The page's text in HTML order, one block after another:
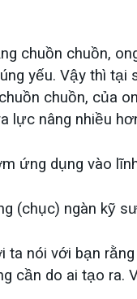
chuồn chuồn,
yếu. Vậy thì tại
chuồn, của
lực nâng nhiều
ứng dụng vào
(chục) ngàn kỹ
ta nói với bạn
cần do ai tạo ra.